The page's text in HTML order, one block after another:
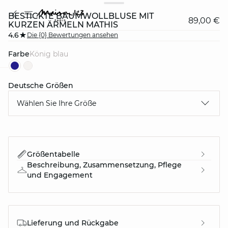
BESTICKTE BAUMWOLLBLUSE MIT
KURZEN ÄRMELN MATHIS
89,00 €
4.6 Die {0} Bewertungen ansehen
Farbe könig blau
Deutsche Größen
Wählen Sie Ihre Größe
Größentabelle
Beschreibung, Zusammensetzung, Pflege
und Engagement
Lieferung und Rückgabe